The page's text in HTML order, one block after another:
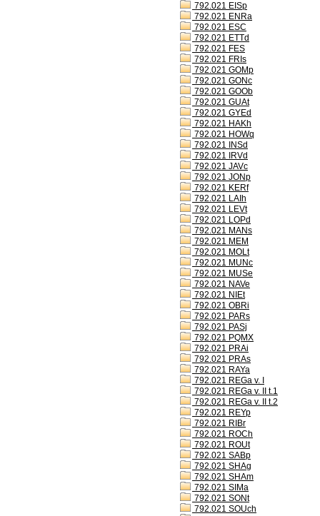
792.021 EISp
792.021 ENRa
792.021 ESC
792.021 ETTd
792.021 FES
792.021 FRIs
792.021 GOMp
792.021 GONc
792.021 GOOb
792.021 GUAt
792.021 GYEd
792.021 HAKh
792.021 HOWq
792.021 INSd
792.021 IRVd
792.021 JAVc
792.021 JONp
792.021 KERf
792.021 LAIh
792.021 LEVt
792.021 LOPd
792.021 MANs
792.021 MEM
792.021 MOLt
792.021 MUNc
792.021 MUSe
792.021 NAVe
792.021 NIEt
792.021 OBRi
792.021 PARs
792.021 PASj
792.021 PQMX
792.021 PRAi
792.021 PRAs
792.021 RAYa
792.021 REGa v. I
792.021 REGa v. II t.1
792.021 REGa v. II t.2
792.021 REYp
792.021 RIBr
792.021 ROCh
792.021 ROUt
792.021 SABp
792.021 SHAg
792.021 SHAm
792.021 SIMa
792.021 SONt
792.021 SOUch